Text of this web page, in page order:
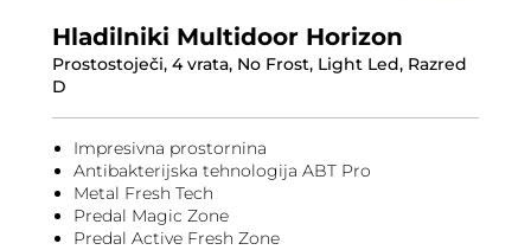
Hladilniki Multidoor Horizon
Prostostoječi, 4 vrata, No Frost, Light Led, Razred
D
Impresivna prostornina
Antibakterijska tehnologija ABT Pro
Metal Fresh Tech
Predal Magic Zone
Predal Active Fresh Zone